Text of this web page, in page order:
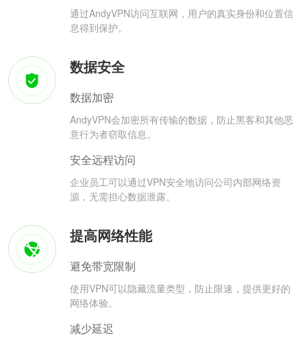
通过AndyVPN访问互联网，用户的真实身份和位置信
息得到保护。
数据安全
数据加密
AndyVPN会加密所有传输的数据，防止黑客和其他恶
意行为者窃取信息。
安全远程访问
企业员工可以通过VPN安全地访问公司内部网络资
源，无需担心数据泄露。
提高网络性能
避免带宽限制
使用VPN可以隐藏流量类型，防止限速，提供更好的
网络体验。
减少延迟